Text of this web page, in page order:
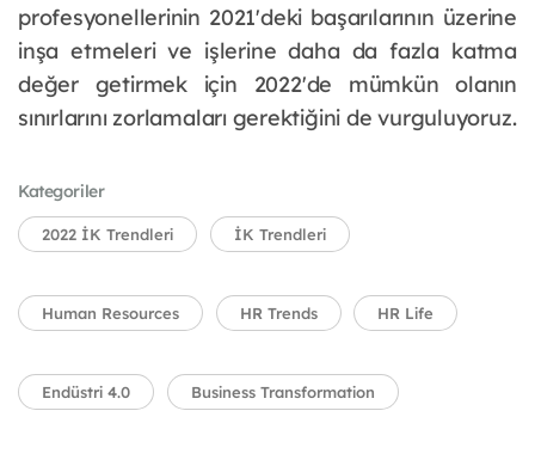
profesyonellerinin 2021'deki başarılarının üzerine
inşa etmeleri ve işlerine daha da fazla katma
değer getirmek için 2022'de mümkün olanın
sınırlarını zorlamaları gerektiğini de vurguluyoruz.
Kategoriler
2022 İK Trendleri İK Trendleri
Human Resources HR Trends HR Life
Endüstri 4.0 Business Transformation